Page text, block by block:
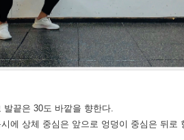
끝은 30도 바깥을 향한다.
에 상체 중심은 앞으로 엉덩이 중심은 뒤로